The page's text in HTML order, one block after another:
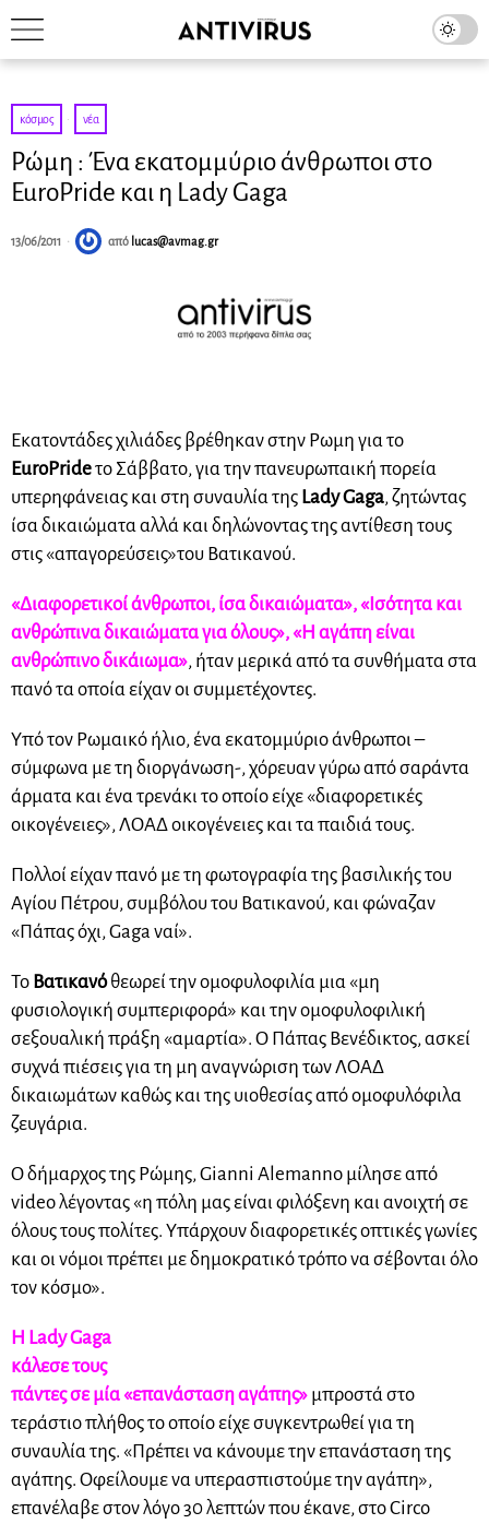
κόσμος · νέα
Ρώμη : Ένα εκατομμύριο άνθρωποι στο
EuroPride και η Lady Gaga
13/06/2011 από lucas@avmag.gr
Εκατοντάδες χιλιάδες βρέθηκαν στην Ρωμη για το
EurοPrideτο Σάββατο, για την πανευρωπαική πορεία
υπερηφάνειας και στη συναυλία της Lady Gaga, ζητώντας
ίσα δικαιώματα αλλά και δηλώνοντας της αντίθεση τους
στις «απαγορεύσεις»του Βατικανού.
«Διαφορετικοί άνθρωποι, ίσα δικαιώματα», «Ισότητα και
ανθρώπινα δικαιώματα για όλους», «Η αγάπη είναι
ανθρώπινο δικάιωμα», ήταν μερικά από τα συνθήματα στα
πανό τα οποία είχαν οι συμμετέχοντες.
Υπό τον Ρωμαικό ήλιο, ένα εκατομμύριο άνθρωποι –
σύμφωνα με τη διοργάνωση-, χόρευαν γύρω από σαράντα
άρματα και ένα τρενάκι το οποίο είχε «διαφορετικές
οικογένειες», ΛΟΑΔ οικογένειες και τα παιδιά τους.
Πολλοί είχαν πανό με τη φωτογραφία της βασιλικής του
Αγίου Πέτρου, συμβόλου του Βατικανού, και φώναζαν
«Πάπας όχι, Gaga ναί».
Το Βατικανόθεωρεί την ομοφυλοφιλία μια «μη
φυσιολογική συμπεριφορά» και την ομοφυλοφιλική
σεξουαλική πράξη «αμαρτία». Ο Πάπας Βενέδικτος, ασκεί
συχνά πιέσεις για τη μη αναγνώριση των ΛΟΑΔ
δικαιωμάτων καθώς και της υιοθεσίας από ομοφυλόφιλα
ζευγάρια.
Ο δήμαρχος της Ρώμης, Gianni Alemanno μίλησε από
video λέγοντας «η πόλη μας είναι φιλόξενη και ανοιχτή σε
όλους τους πολίτες. Υπάρχουν διαφορετικές οπτικές γωνίες
και οι νόμοι πρέπει με δημοκρατικό τρόπο να σέβονται όλο
τον κόσμο».
Η Lady Gaga
κάλεσε τους
πάντες σε μία «επανάσταση αγάπης» μπροστά στο
τεράστιο πλήθος το οποίο είχε συγκεντρωθεί για τη
συναυλία της. «Πρέπει να κάνουμε την επανάσταση της
αγάπης. Οφείλουμε να υπερασπιστούμε την αγάπη»,
επανέλαβε στον λόγο 30 λεπτών που έκανε, στο Circo